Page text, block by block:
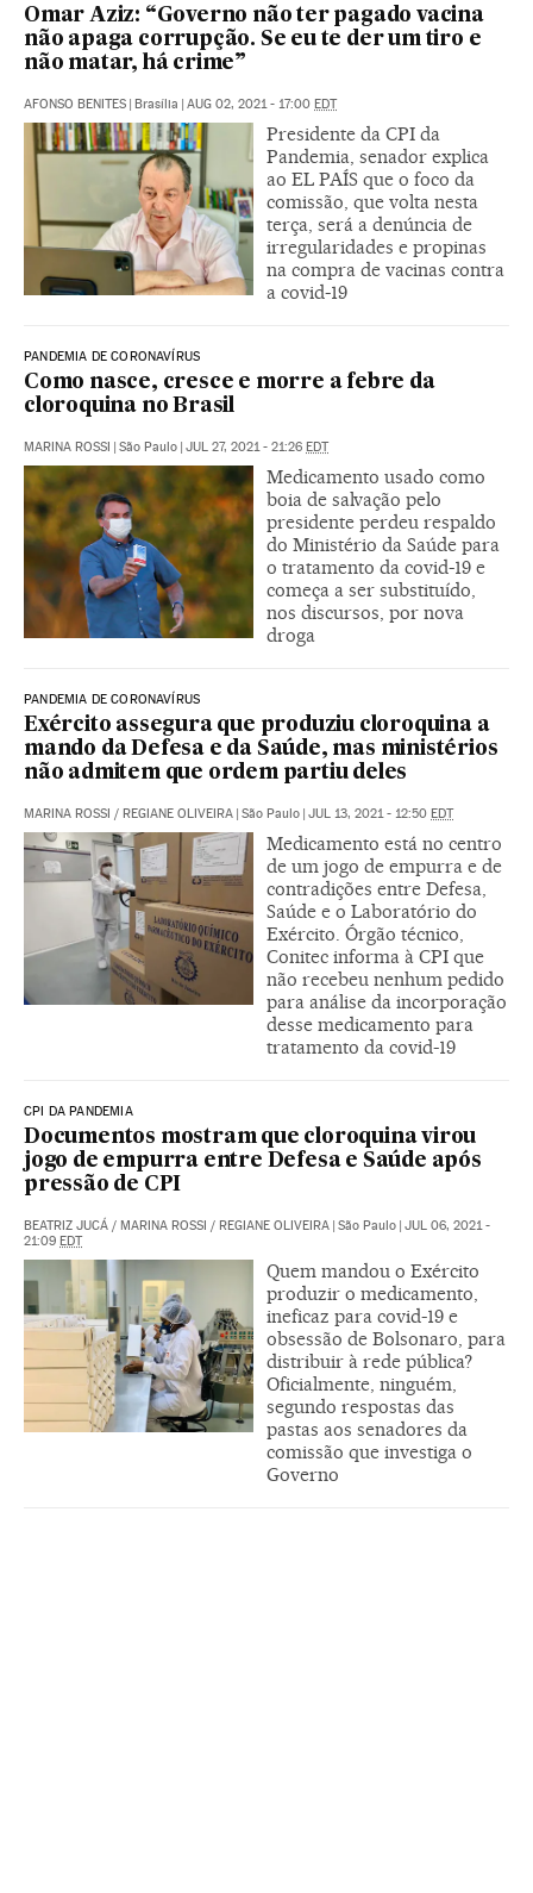
Omar Aziz: “Governo não ter pagado vacina
não apaga corrupção. Se eu te der um tiro e
não matar, há crime”
AFONSO BENITES | Brasília | AUG 02, 2021 - 17:00 EDT
Presidente da CPI da
Pandemia, senador explica
ao EL PAÍS que o foco da
comissão, que volta nesta
terça, será a denúncia de
irregularidades e propinas
na compra de vacinas contra
a covid-19
PANDEMIA DE CORONAVÍRUS
Como nasce, cresce e morre a febre da
cloroquina no Brasil
MARINA ROSSI | São Paulo | JUL 27, 2021 - 21:26 EDT
Medicamento usado como
boia de salvação pelo
presidente perdeu respaldo
do Ministério da Saúde para
o tratamento da covid-19 e
começa a ser substituído,
nos discursos, por nova
droga
PANDEMIA DE CORONAVÍRUS
Exército assegura que produziu cloroquina a
mando da Defesa e da Saúde, mas ministérios
não admitem que ordem partiu deles
MARINA ROSSI / REGIANE OLIVEIRA | São Paulo | JUL 13, 2021 - 12:50 EDT
Medicamento está no centro
de um jogo de empurra e de
contradições entre Defesa,
Saúde e o Laboratório do
Exército. Órgão técnico,
Conitec informa à CPI que
não recebeu nenhum pedido
para análise da incorporação
desse medicamento para
tratamento da covid-19
CPI DA PANDEMIA
Documentos mostram que cloroquina virou
jogo de empurra entre Defesa e Saúde após
pressão de CPI
BEATRIZ JUCÁ / MARINA ROSSI / REGIANE OLIVEIRA | São Paulo | JUL 06, 2021 -
21:09 EDT
Quem mandou o Exército
produzir o medicamento,
ineficaz para covid-19 e
obsessão de Bolsonaro, para
distribuir à rede pública?
Oficialmente, ninguém,
segundo respostas das
pastas aos senadores da
comissão que investiga o
Governo